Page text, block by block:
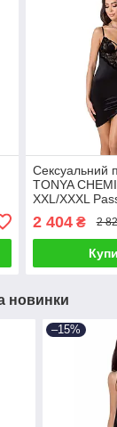
Сексуальний
TONYA
XXL/XXXL
2 404₴ 2
новинки
–15%